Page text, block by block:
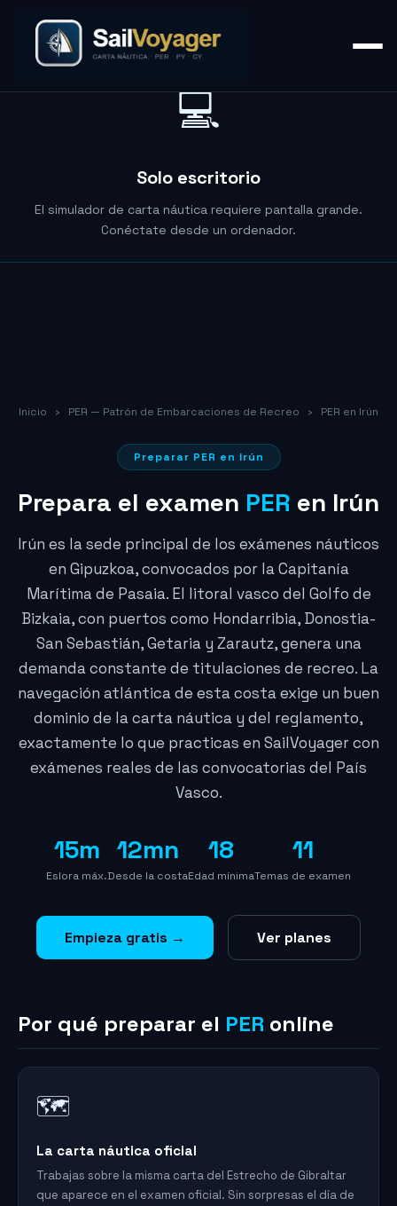
💻
Solo escritorio
El simulador de carta náutica requiere pantalla grande.
Conéctate desde un ordenador.
Inicio › PER — Patrón de Embarcaciones de Recreo › PER en Irún
Preparar PER en Irún
Prepara el examen PER en Irún
Irún es la sede principal de los exámenes náuticos
en Gipuzkoa, convocados por la Capitanía
Marítima de Pasaia. El litoral vasco del Golfo de
Bizkaia, con puertos como Hondarribia, Donostia-
San Sebastián, Getaria y Zarautz, genera una
demanda constante de titulaciones de recreo. La
navegación atlántica de esta costa exige un buen
dominio de la carta náutica y del reglamento,
exactamente lo que practicas en SailVoyager con
exámenes reales de las convocatorias del País
Vasco.
15m
Eslora máx.
12mn
Desde la costa
18
Edad mínima
11
Temas de examen
Empieza gratis → Ver planes
Por qué preparar el PER online
🗺️
La carta náutica oficial
Trabajas sobre la misma carta del Estrecho de Gibraltar
que aparece en el examen oficial. Sin sorpresas el día de